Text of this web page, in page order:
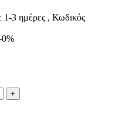
3 ημέρες , Κωδικός
+